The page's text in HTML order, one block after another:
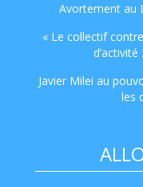
Avortement au
« Le collectif
Javier Milei au
les